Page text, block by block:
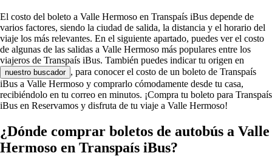
El costo del boleto a Valle Hermoso en Transpaís iBus depende de
varios factores, siendo la ciudad de salida, la distancia y el horario del
viaje los más relevantes. En el siguiente apartado, puedes ver el costo
de algunas de las salidas a Valle Hermoso más populares entre los
viajeros de Transpaís iBus. También puedes indicar tu origen en
nuestro buscador , para conocer el costo de un boleto de Transpaís
iBus a Valle Hermoso y comprarlo cómodamente desde tu casa,
recibiéndolo en tu correo en minutos. ¡Compra tu boleto para Transpaís
iBus en Reservamos y disfruta de tu viaje a Valle Hermoso!
¿Dónde comprar boletos de autobús a Valle
Hermoso en Transpaís iBus?